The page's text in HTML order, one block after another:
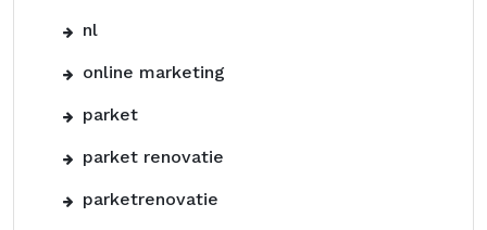
nl
online marketing
parket
parket renovatie
parketrenovatie